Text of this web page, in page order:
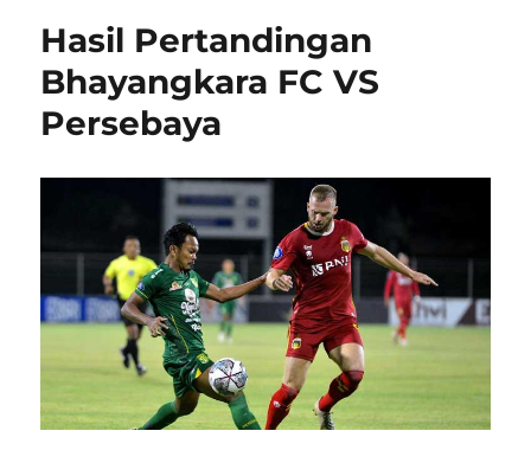
Hasil Pertandingan
Bhayangkara FC VS
Persebaya